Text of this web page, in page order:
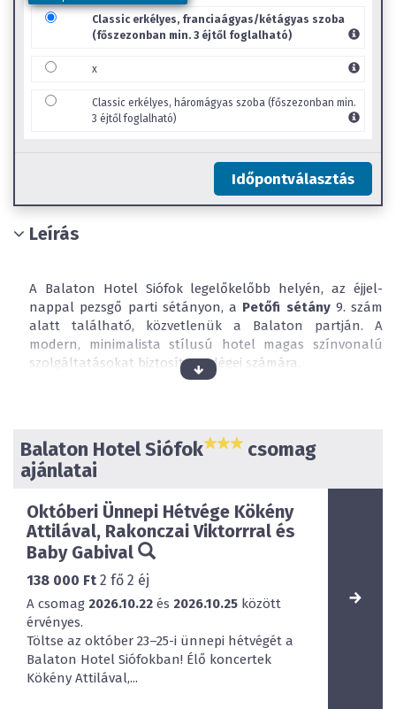
Classic erkélyes, franciaágyas/kétágyas szoba
(főszezonban min. 3 éjtől foglalható)
x
Classic erkélyes, háromágyas szoba (főszezonban min.
3 éjtől foglalható)
Időpontválasztás
Leírás
A Balaton Hotel Siófok legelőkelőbb helyén, az éjjel-
nappal pezsgő parti sétányon, a Petőfi sétány9. szám
alatt található, közvetlenük a Balaton partján. A
modern, minimalista stílusú hotel magas színvonalú
szolgáltatásokat biztosít Vendégei számára.
redőnyökkel felszerelt.Szobáink 2 és 3 ágyasak. Minden
szobában beépített szekrény, fogas, éjjeli szekrény és
hipoallergén ágynemű-garnitúrával ellátott kényelmes,
széles ágyak állnak Vendégeink rendelkezésére. A
pótágyazott szobákban a 3. ágy 170 cm hosszú, normál
szélességű ágy.
Szobáink többségéből gyönyörű kilátás nyílik a
Balatonra.
A Balaton Hotel Siófok *** terítésmentes szolgáltatásai
közé tartozik a szauna, napozóágy és a napozóterasz
korlátlan használata. A szálloda teljes területén WI-FI
lefedettség található. Környezetbarát hotelünk
szolárrendszerrel van ellátva, mely segít a
Balaton Hotel Siófok
csomag
ajánlatai
Októberi Ünnepi Hétvége Kökény
Attilával, Rakonczai Viktorrral és
Baby Gabival
138 000 Ft 2 fő 2 éj
A csomag 2026.10.22 és 2026.10.25 között
érvényes.
Töltse az október 23–25-i ünnepi hétvégét a
Balaton Hotel Siófokban! Élő koncertek
Kökény Attilával,...